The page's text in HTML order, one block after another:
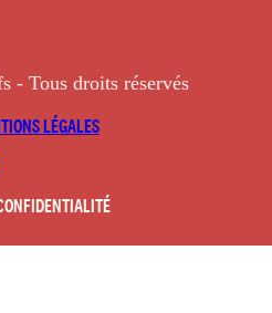
- Tous droits réservés
LÉGALES